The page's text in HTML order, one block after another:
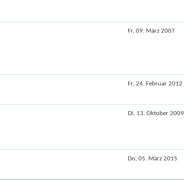
Fr, 09. März 2007
Fr, 24. Februar 2012
Di, 13. Oktober 2009
Do, 05. März 2015